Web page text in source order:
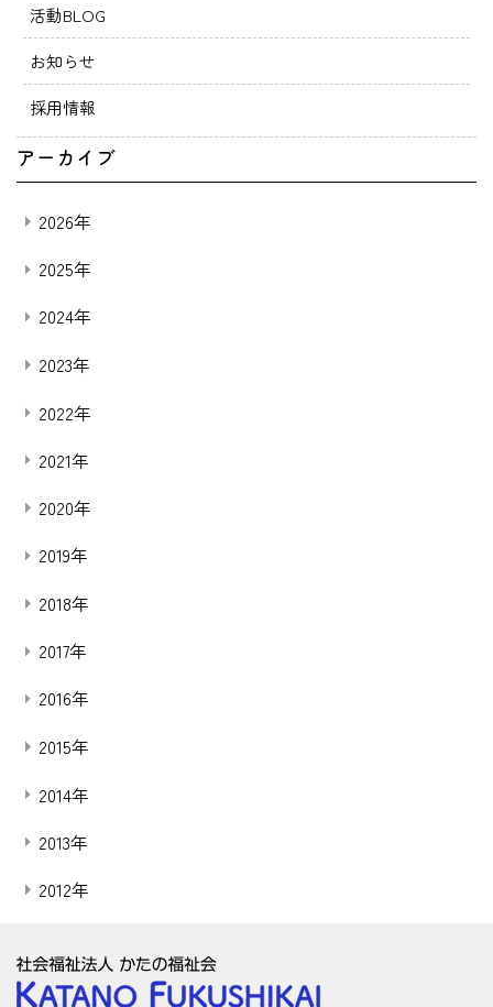
活動BLOG
お知らせ
採用情報
アーカイブ
2026年
2025年
2024年
2023年
2022年
2021年
2020年
2019年
2018年
2017年
2016年
2015年
2014年
2013年
2012年